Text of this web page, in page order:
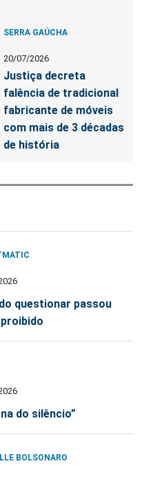
SERRA GAÚCHA
20/07/2026
Justiça decreta
falência de tradicional
fabricante de móveis
com mais de 3 décadas
de história
questionar passou
do silêncio”
BOLSONARO